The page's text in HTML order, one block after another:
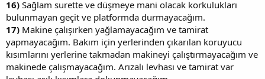
16) Sağlam surette ve düşmeye mani olacak korkulukları
bulunmayan geçit ve platformda durmayacağım.
17) Makine çalışırken yağlamayacağım ve tamirat
yapmayacağım. Bakım için yerlerinden çıkarılan koruyucu
kısımlarını yerlerine takmadan makineyi çalıştırmayacağım ve
makinede çalışmayacağım. Arızalı levhası ve tamirat var